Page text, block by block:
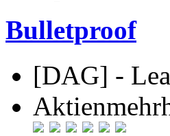
Bulletproof
[DAG] -